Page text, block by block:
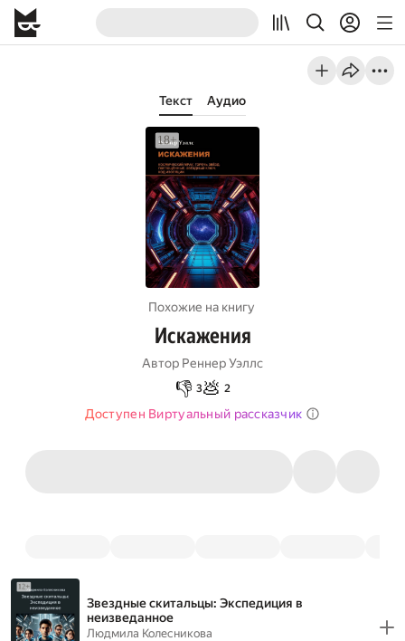
Текст Аудио
Похожие на книгу
Искажения
Автор Реннер Уэллс
👎 3💩 2
Доступен Виртуальный рассказчик
Звездные скитальцы: Экспедиция в
неизведанное
Людмила Колесникова